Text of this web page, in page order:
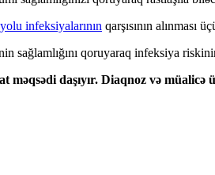
infeksiyalarının qarşısının alınması
sağlamlığını qoruyaraq infeksiya
məqsədi daşıyır. Diaqnoz və